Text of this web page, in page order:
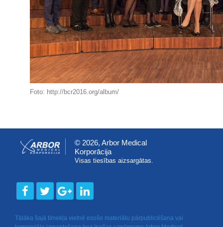
Foto: http://bcr2016.org/album/
© 2026, Arbor Medical
Korporācija
Visas tiesības aizsargātas.
Tālāka šajā tīmekļa vietnē esošo materiālu pārpublicēšana vai